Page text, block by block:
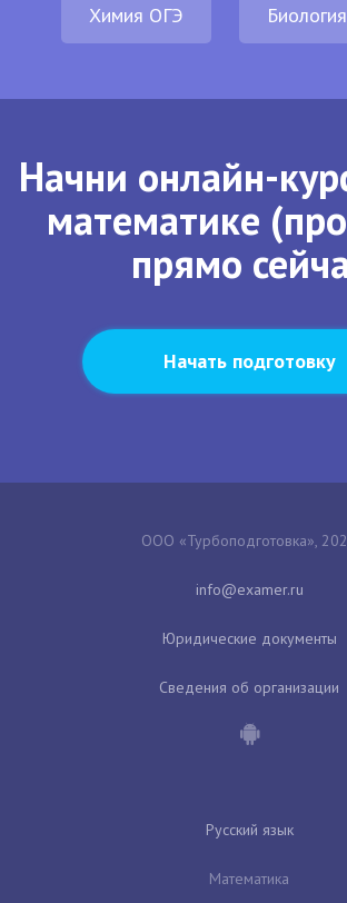
Химия ОГЭ
Начни онлайн-
математике
прямо
Начать подготовку
ООО «Турбоподготовка»,
Юридические документы
Сведения об организации
Русский язык
Математика